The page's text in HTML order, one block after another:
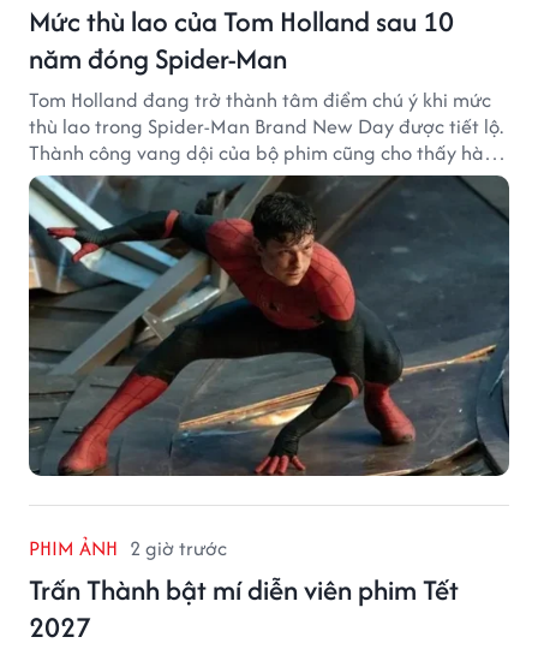
Mức thù lao của Tom Holland sau 10
năm đóng Spider-Man
Tom Holland đang trở thành tâm điểm chú ý khi mức
thù lao trong Spider-Man Brand New Day được tiết lộ.
Thành công vang dội của bộ phim cũng cho thấy hành
trình thăng hạng đáng chú ý của nam diễn viên sau
một thập kỷ gắn bó với vai Người Nhện.
PHIM ẢNH 2 giờ trước
Trấn Thành bật mí diễn viên phim Tết
2027